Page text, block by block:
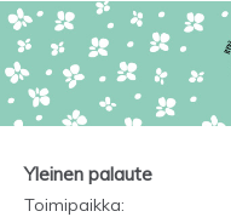
Yleinen palaute
Toimipaikka: